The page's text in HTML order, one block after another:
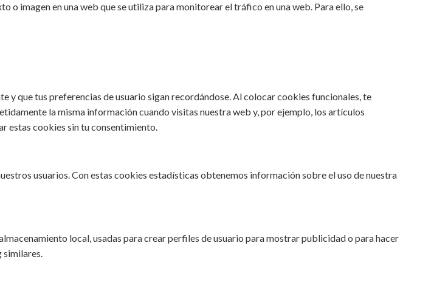
o imagen en una web que se utiliza para monitorear el tráfico en una web. Para ello, se
y que tus preferencias de usuario sigan recordándose. Al colocar cookies funcionales, te
la misma información cuando visitas nuestra web y, por ejemplo, los artículos
estas cookies sin tu consentimiento.
usuarios. Con estas cookies estadísticas obtenemos información sobre el uso de nuestra
local, usadas para crear perfiles de usuario para mostrar publicidad o para hacer